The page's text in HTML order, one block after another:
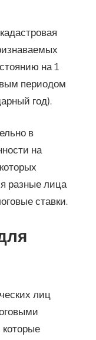
на 1
периодом
год).
в
на
разные лица
ставки.
лиц